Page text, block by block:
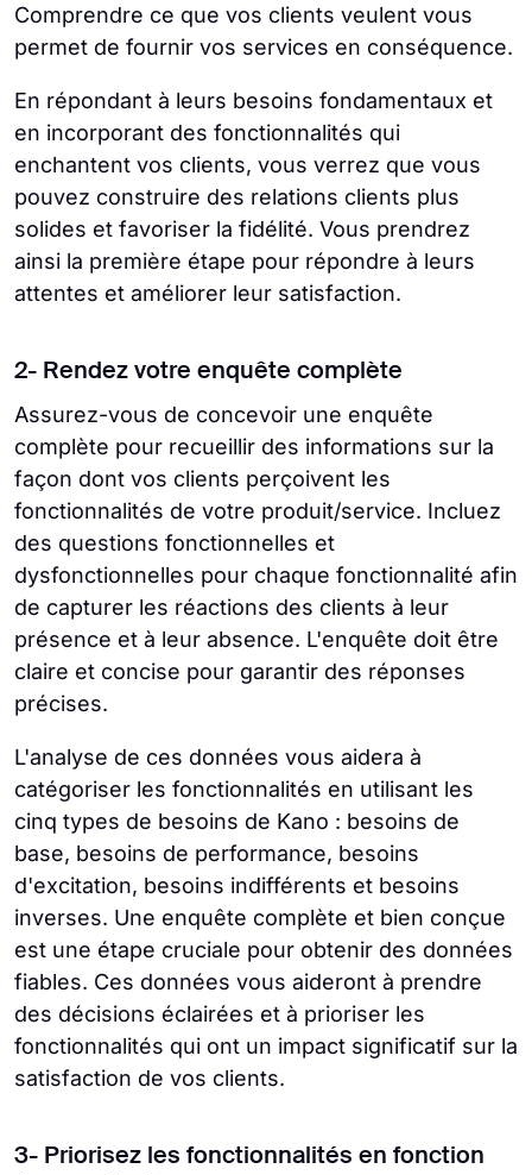
Comprendre ce que vos clients veulent vous
permet de fournir vos services en conséquence.
En répondant à leurs besoins fondamentaux et
en incorporant des fonctionnalités qui
enchantent vos clients, vous verrez que vous
pouvez construire des relations clients plus
solides et favoriser la fidélité. Vous prendrez
ainsi la première étape pour répondre à leurs
attentes et améliorer leur satisfaction.
2- Rendez votre enquête complète
Assurez-vous de concevoir une enquête
complète pour recueillir des informations sur la
façon dont vos clients perçoivent les
fonctionnalités de votre produit/service. Incluez
des questions fonctionnelles et
dysfonctionnelles pour chaque fonctionnalité afin
de capturer les réactions des clients à leur
présence et à leur absence. L'enquête doit être
claire et concise pour garantir des réponses
précises.
L'analyse de ces données vous aidera à
catégoriser les fonctionnalités en utilisant les
cinq types de besoins de Kano : besoins de
base, besoins de performance, besoins
d'excitation, besoins indifférents et besoins
inverses. Une enquête complète et bien conçue
est une étape cruciale pour obtenir des données
fiables. Ces données vous aideront à prendre
des décisions éclairées et à prioriser les
fonctionnalités qui ont un impact significatif sur la
satisfaction de vos clients.
3- Priorisez les fonctionnalités en fonction